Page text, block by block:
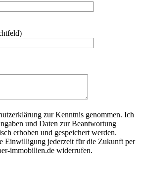
zur Kenntnis genommen. Ich
und Daten zur Beantwortung
erhoben und gespeichert werden.
Einwilligung jederzeit für die Zukunft per
immobilien.de widerrufen.